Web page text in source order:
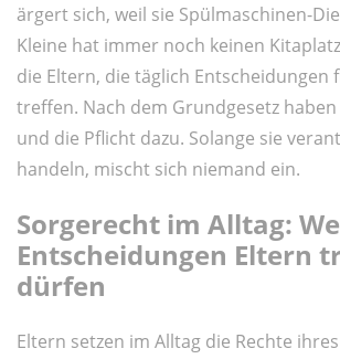
ärgert sich, weil sie Spülmaschinen-
Kleine hat immer noch keinen
die Eltern, die täglich Entscheidungen
treffen. Nach dem Grundgesetz haben
und die Pflicht dazu. Solange sie
handeln, mischt sich niemand ein.
Sorgerecht im Alltag:
Entscheidungen Eltern
dürfen
Eltern setzen im Alltag die Rechte